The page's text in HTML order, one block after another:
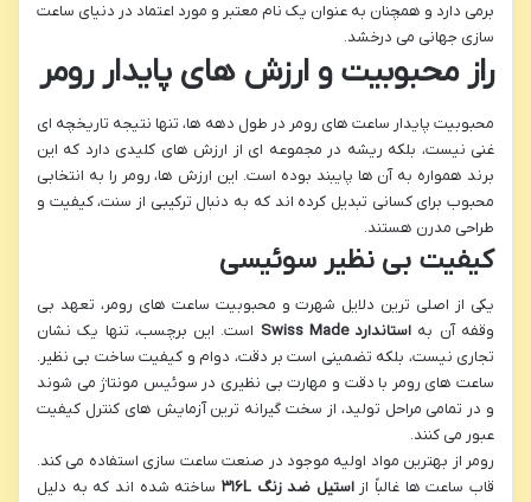
برمی دارد و همچنان به عنوان یک نام معتبر و مورد اعتماد در دنیای ساعت
سازی جهانی می درخشد.
راز محبوبیت و ارزش های پایدار رومر
محبوبیت پایدار ساعت های رومر در طول دهه ها، تنها نتیجه تاریخچه ای
غنی نیست، بلکه ریشه در مجموعه ای از ارزش های کلیدی دارد که این
برند همواره به آن ها پایبند بوده است. این ارزش ها، رومر را به انتخابی
محبوب برای کسانی تبدیل کرده اند که به دنبال ترکیبی از سنت، کیفیت و
طراحی مدرن هستند.
کیفیت بی نظیر سوئیسی
یکی از اصلی ترین دلایل شهرت و محبوبیت ساعت های رومر، تعهد بی
وقفه آن به استاندارد Swiss Made
است. این برچسب، تنها یک نشان
تجاری نیست، بلکه تضمینی است بر دقت، دوام و کیفیت ساخت بی نظیر.
ساعت های رومر با دقت و مهارت بی نظیری در سوئیس مونتاژ می شوند
و در تمامی مراحل تولید، از سخت گیرانه ترین آزمایش های کنترل کیفیت
عبور می کنند.
رومر از بهترین مواد اولیه موجود در صنعت ساعت سازی استفاده می کند.
قاب ساعت ها غالباً ازاستیل ضد زنگ ۳۱۶L
ساخته شده اند که به دلیل